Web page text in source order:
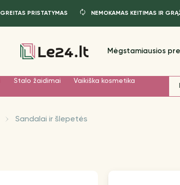
GREITAS PRISTATYMAS NEMOKAMAS KEITIMAS IR
Mėgstamiausios
Stalo žaidimai
Vaikiška kosmetika
Sandalai ir šlepetės